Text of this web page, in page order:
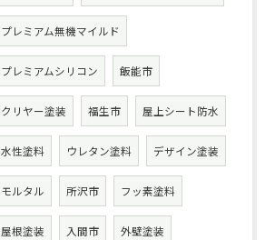
プレミアム無機マイルド
プレミアムシリコン 飯能市
クリヤー塗装 福生市 屋上シート防水
水性塗料 ウレタン塗料 デザイン塗装
モルタル 所沢市 フッ素塗料
屋根塗装 入間市 外壁塗装